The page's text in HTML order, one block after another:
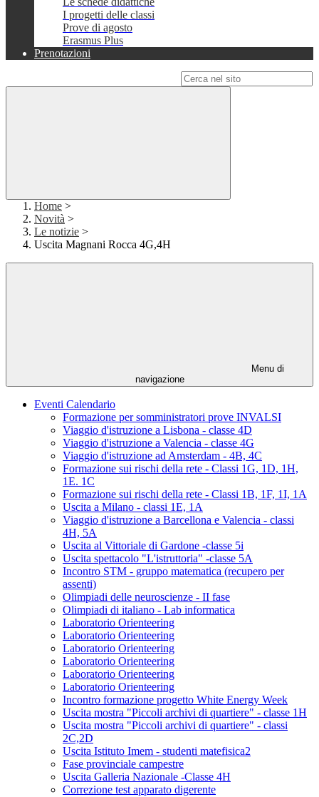
I progetti delle classi
Prove di agosto
Erasmus Plus
Prenotazioni
Home >
Novità >
Le notizie >
Uscita Magnani Rocca 4G,4H
Menu di
navigazione
Eventi Calendario
Formazione per somministratori prove INVALSI
Viaggio d'istruzione a Lisbona - classe 4D
Viaggio d'istruzione a Valencia - classe 4G
Viaggio d'istruzione ad Amsterdam - 4B, 4C
Formazione sui rischi della rete - Classi 1G, 1D, 1H,
1E. 1C
Formazione sui rischi della rete - Classi 1B, 1F, 1I, 1A
Uscita a Milano - classi 1E, 1A
Viaggio d'istruzione a Barcellona e Valencia - classi
4H, 5A
Uscita al Vittoriale di Gardone -classe 5i
Uscita spettacolo "L'istruttoria" -classe 5A
Incontro STM - gruppo matematica (recupero per
assenti)
Olimpiadi delle neuroscienze - II fase
Olimpiadi di italiano - Lab informatica
Laboratorio Orienteering
Laboratorio Orienteering
Laboratorio Orienteering
Laboratorio Orienteering
Laboratorio Orienteering
Laboratorio Orienteering
Incontro formazione progetto White Energy Week
Uscita mostra "Piccoli archivi di quartiere" - classe 1H
Uscita mostra "Piccoli archivi di quartiere" - classi
2C,2D
Uscita Istituto Imem - studenti matefisica2
Fase provinciale campestre
Uscita Galleria Nazionale -Classe 4H
Correzione test apparato digerente